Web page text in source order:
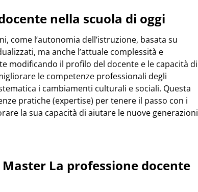
nella scuola di oggi
come l’autonomia dell’istruzione, basata su
ma anche l’attuale complessità e
modificando il profilo del docente e le capacità di
le competenze professionali degli
i cambiamenti culturali e sociali. Questa
pratiche (expertise) per tenere il passo con i
la sua capacità di aiutare le nuove generazioni
La professione docente